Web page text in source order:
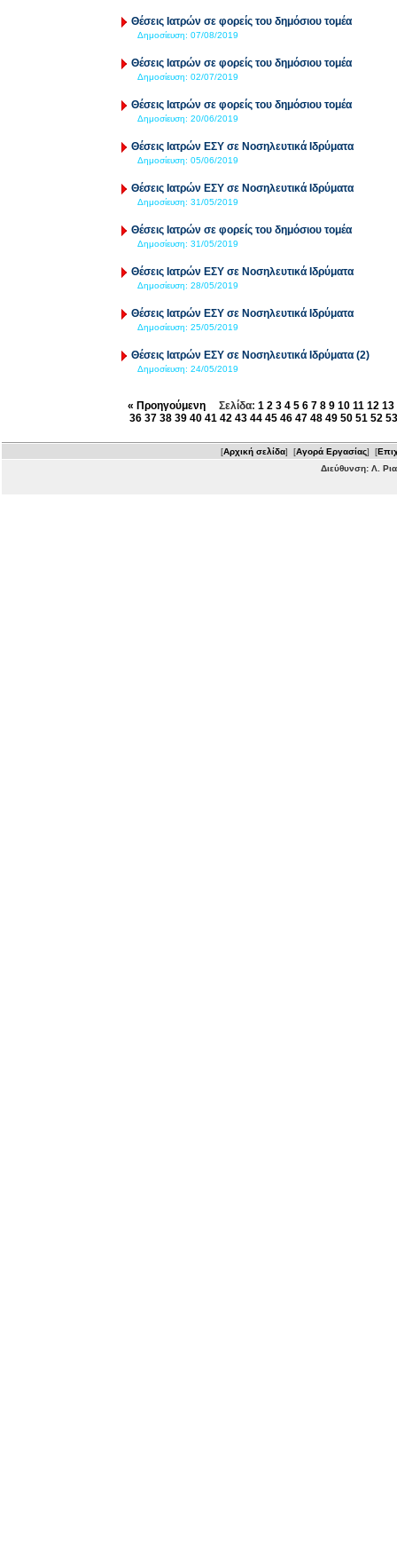
Θέσεις Ιατρών σε φορείς του δημόσιου τομέα
Δημοσίευση: 07/08/2019
Θέσεις Ιατρών σε φορείς του δημόσιου τομέα
Δημοσίευση: 02/07/2019
Θέσεις Ιατρών σε φορείς του δημόσιου τομέα
Δημοσίευση: 20/06/2019
Θέσεις Ιατρών ΕΣΥ σε Νοσηλευτικά Ιδρύματα
Δημοσίευση: 05/06/2019
Θέσεις Ιατρών ΕΣΥ σε Νοσηλευτικά Ιδρύματα
Δημοσίευση: 31/05/2019
Θέσεις Ιατρών σε φορείς του δημόσιου τομέα
Δημοσίευση: 31/05/2019
Θέσεις Ιατρών ΕΣΥ σε Νοσηλευτικά Ιδρύματα
Δημοσίευση: 28/05/2019
Θέσεις Ιατρών ΕΣΥ σε Νοσηλευτικά Ιδρύματα
Δημοσίευση: 25/05/2019
Θέσεις Ιατρών ΕΣΥ σε Νοσηλευτικά Ιδρύματα (2)
Δημοσίευση: 24/05/2019
« ΠροηγούμενηΣελίδα: 1 2 3 4 5 6 7 8 9 10 11 12 13
36 37 38 39 40 41 42 43 44 45 46 47 48 49 50 51 52 53
[Αρχική σελίδα] [Αγορά Εργασίας] [
Διεύθυνση: Λ.